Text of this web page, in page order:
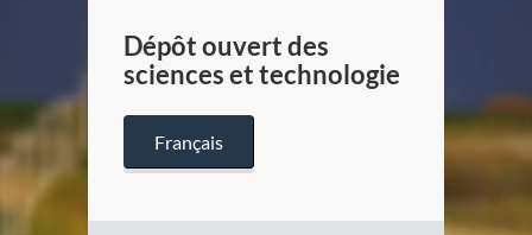
Dépôt ouvert des
sciences et technologie
Français